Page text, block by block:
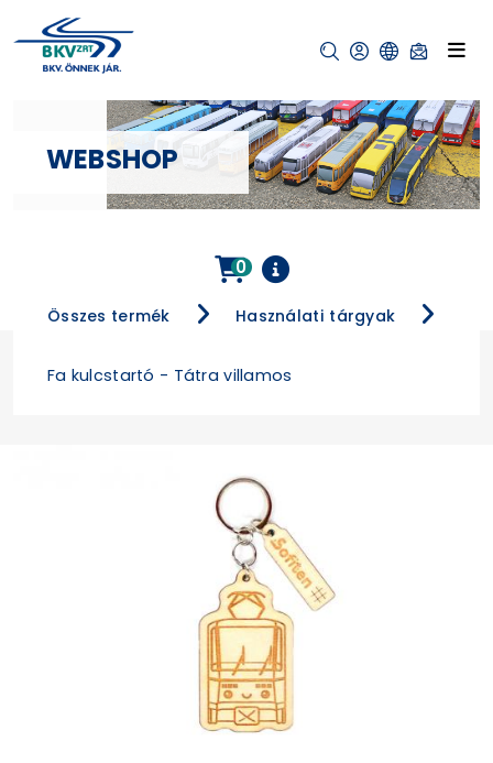
WEBSHOP
Összes termék Használati tárgyak
Fa kulcstartó - Tátra villamos
0